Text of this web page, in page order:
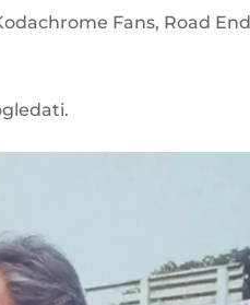
Fans, Road